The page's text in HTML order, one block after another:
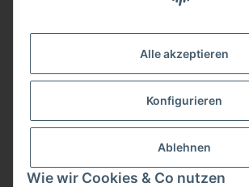
Alle akzeptieren
Konfigurieren
Ablehnen
Wie wir Cookies & Co nutzen